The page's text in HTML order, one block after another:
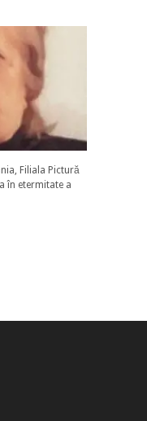
Filiala Pictură
în etermitate a